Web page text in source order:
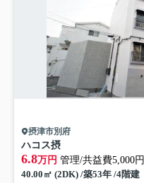
摂津市別府
ハコス摂
6.8万円 管理/共益費5,000円
40.00㎡ (2DK) /築53年 /4階建